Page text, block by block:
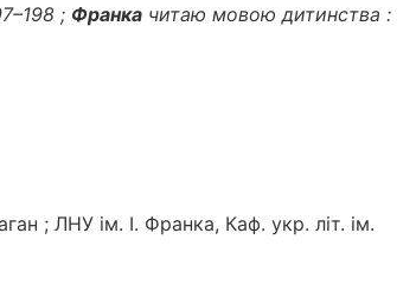
; Франка читаю мовою дитинства :
; ЛНУ ім. І. Франка, Каф. укр. літ. ім.